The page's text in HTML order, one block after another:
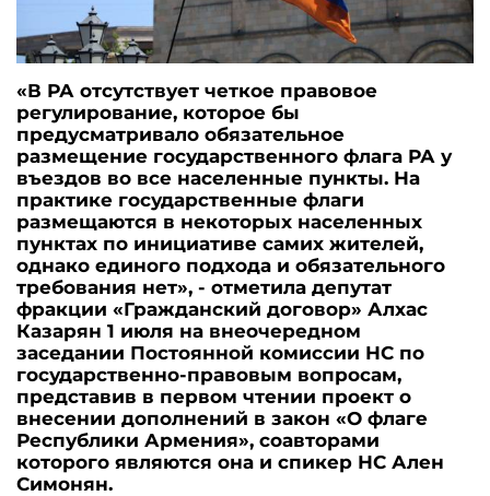
«В РА отсутствует четкое правовое
регулирование, которое бы
предусматривало обязательное
размещение государственного флага РА у
въездов во все населенные пункты. На
практике государственные флаги
размещаются в некоторых населенных
пунктах по инициативе самих жителей,
однако единого подхода и обязательного
требования нет», - отметила депутат
фракции «Гражданский договор» Алхас
Казарян 1 июля на внеочередном
заседании Постоянной комиссии НС по
государственно-правовым вопросам,
представив в первом чтении проект о
внесении дополнений в закон «О флаге
Республики Армения», соавторами
которого являются она и спикер НС Ален
Симонян.